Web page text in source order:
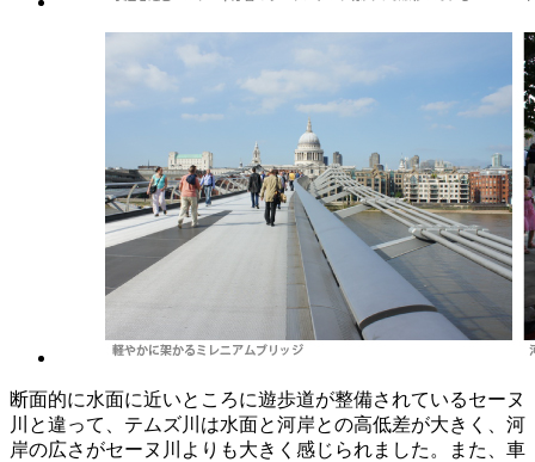
断面的に水面に近いところに遊歩道が整備されているセーヌ
川と違って、テムズ川は水面と河岸との高低差が大きく、河
岸の広さがセーヌ川よりも大きく感じられました。また、車